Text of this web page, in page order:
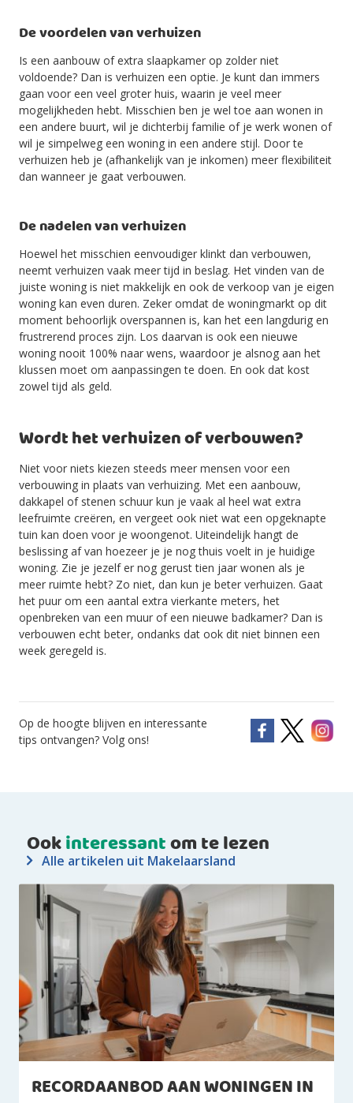
De voordelen van verhuizen
Is een aanbouw of extra slaapkamer op zolder niet
voldoende? Dan is verhuizen een optie. Je kunt dan immers
gaan voor een veel groter huis, waarin je veel meer
mogelijkheden hebt. Misschien ben je wel toe aan wonen in
een andere buurt, wil je dichterbij familie of je werk wonen of
wil je simpelweg een woning in een andere stijl. Door te
verhuizen heb je (afhankelijk van je inkomen) meer flexibiliteit
dan wanneer je gaat verbouwen.
De nadelen van verhuizen
Hoewel het misschien eenvoudiger klinkt dan verbouwen,
neemt verhuizen vaak meer tijd in beslag. Het vinden van de
juiste woning is niet makkelijk en ook de verkoop van je eigen
woning kan even duren. Zeker omdat de woningmarkt op dit
moment behoorlijk overspannen is, kan het een langdurig en
frustrerend proces zijn. Los daarvan is ook een nieuwe
woning nooit 100% naar wens, waardoor je alsnog aan het
klussen moet om aanpassingen te doen. En ook dat kost
zowel tijd als geld.
Wordt het verhuizen of verbouwen?
Niet voor niets kiezen steeds meer mensen voor een
verbouwing in plaats van verhuizing. Met een aanbouw,
dakkapel of stenen schuur kun je vaak al heel wat extra
leefruimte creëren, en vergeet ook niet wat een opgeknapte
tuin kan doen voor je woongenot. Uiteindelijk hangt de
beslissing af van hoezeer je je nog thuis voelt in je huidige
woning. Zie je jezelf er nog gerust tien jaar wonen als je
meer ruimte hebt? Zo niet, dan kun je beter verhuizen. Gaat
het puur om een aantal extra vierkante meters, het
openbreken van een muur of een nieuwe badkamer? Dan is
verbouwen echt beter, ondanks dat ook dit niet binnen een
week geregeld is.
Op de hoogte blijven en interessante
tips ontvangen? Volg ons!
Ookinteressantom te lezen
Alle artikelen uit Makelaarsland
RECORDAANBOD AAN WONINGEN IN